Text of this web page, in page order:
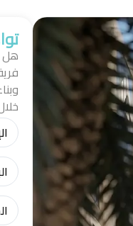
هل